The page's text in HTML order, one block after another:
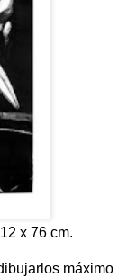
x 76 cm.
máximo